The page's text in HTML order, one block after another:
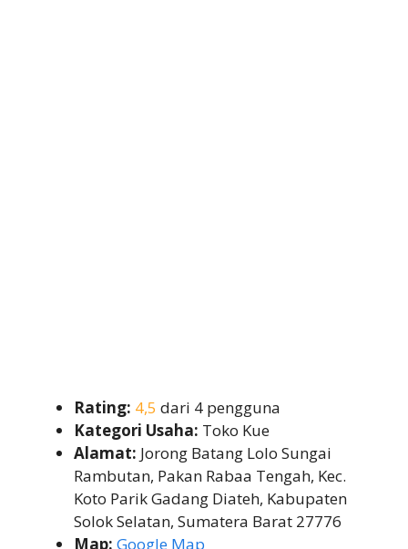
Rating: 4,5 dari 4 pengguna
Kategori Usaha: Toko Kue
Alamat: Jorong Batang Lolo Sungai
Rambutan, Pakan Rabaa Tengah, Kec.
Koto Parik Gadang Diateh, Kabupaten
Solok Selatan, Sumatera Barat 27776
Map: Google Map